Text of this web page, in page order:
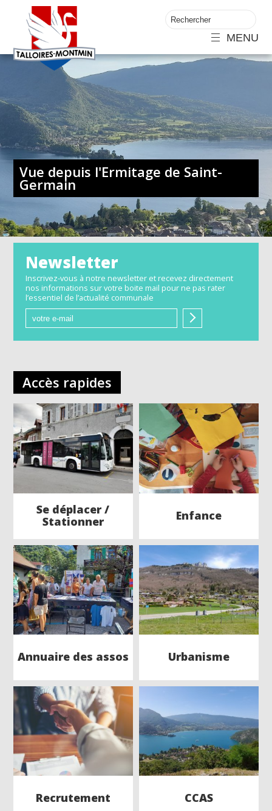
MENU
Vue depuis l'Ermitage de Saint-
Germain
Newsletter
Inscrivez-vous à notre newsletter et recevez directement
nos informations sur votre boite mail pour ne pas rater
l’essentiel de l’actualité communale
Accès rapides
Se déplacer /
Stationner
Enfance
Annuaire des assos Urbanisme
Recrutement CCAS